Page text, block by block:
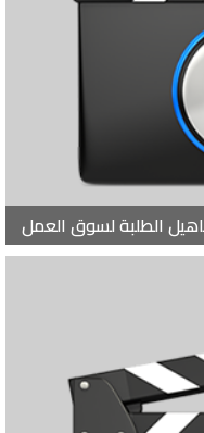
الطلبة لسوق العمل